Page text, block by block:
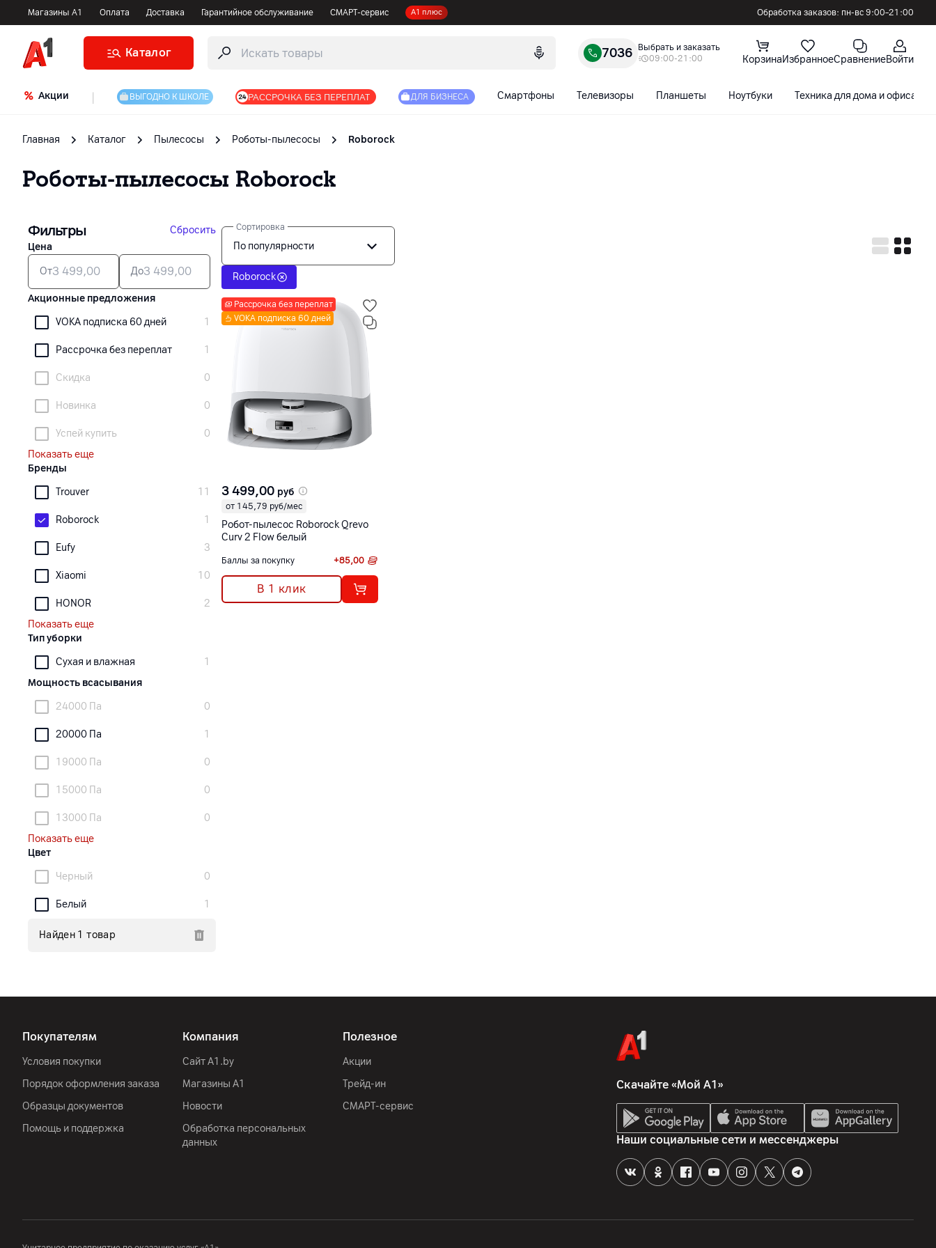
Магазины А1 Оплата Доставка Гарантийное обслуживание СМАРТ-сервис А1 плюс Обработка заказов: пн-вс 9:00–21:00
Каталог 7036
Выбрать и заказать
09:00-21:00
КорзинаИзбранноеСравнениеВойти
Акции ВЫГОДНО К ШКОЛЕ РАССРОЧКА БЕЗ ПЕРЕПЛАТ ДЛЯ БИЗНЕСА Смартфоны Телевизоры Планшеты Ноутбуки Техника для дома и офиса
Главная Каталог Пылесосы Роботы-пылесосы Roborock
Роботы-пылесосы Roborock
Фильтры
Сбросить
Цена
От До
Акционные предложения
VOKA подписка 60 дней
1
Рассрочка без переплат 1
Скидка 0
Новинка 0
Успей купить
0
Показать еще
Бренды
Trouver
11
Roborock 1
Eufy 3
Xiaomi 10
HONOR
2
Показать еще
Тип уборки
Сухая и влажная
1
Мощность всасывания
24000 Па
0
20000 Па 1
19000 Па 0
15000 Па 0
13000 Па
0
Показать еще
Цвет
Черный
0
Белый 1
Найден 1 товар
Сортировка
По популярности
Roborock
Рассрочка без переплат
VOKA подписка 60 дней
3 499,00 руб
от 145,79 руб/мес
Робот-пылесос Roborock Qrevo
Curv 2 Flow белый
Баллы за покупку +85,00
В 1 клик
Покупателям
Условия покупки
Порядок оформления заказа
Образцы документов
Помощь и поддержка
Компания
Сайт A1.by
Магазины А1
Новости
Обработка персональных
данных
Полезное
Акции
Трейд-ин
СМАРТ-сервис
Скачайте «Мой А1»
Наши социальные сети и мессенджеры